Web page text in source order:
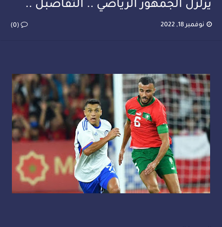
يزلزل الجمهور الرياضي .. التفاصبل ..
نوفمبر 18, 2022 (0)